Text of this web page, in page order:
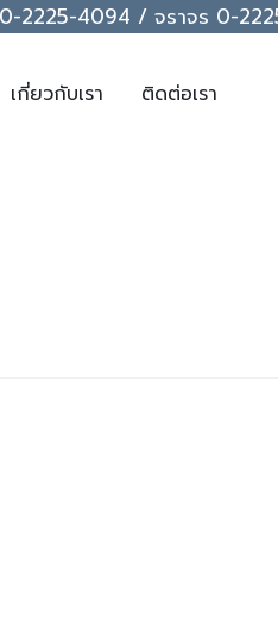
0-2225-4094 / จราจร 0-
เกี่ยวกับเรา
ติดต่อเรา